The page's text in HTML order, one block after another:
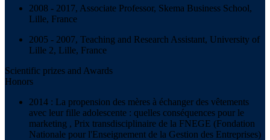
2008 - 2017, Associate Professor, Skema Business School,
Lille, France
2005 - 2007, Teaching and Research Assistant, University of
Lille 2, Lille, France
Scientific prizes and Awards
Honors
2014 : La propension des mères à échanger des vêtements
avec leur fille adolescente : quelles conséquences pour le
marketing , Prix transdisciplinaire de la FNEGE (Fondation
Nationale pour l'Enseignement de la Gestion des Entreprises)